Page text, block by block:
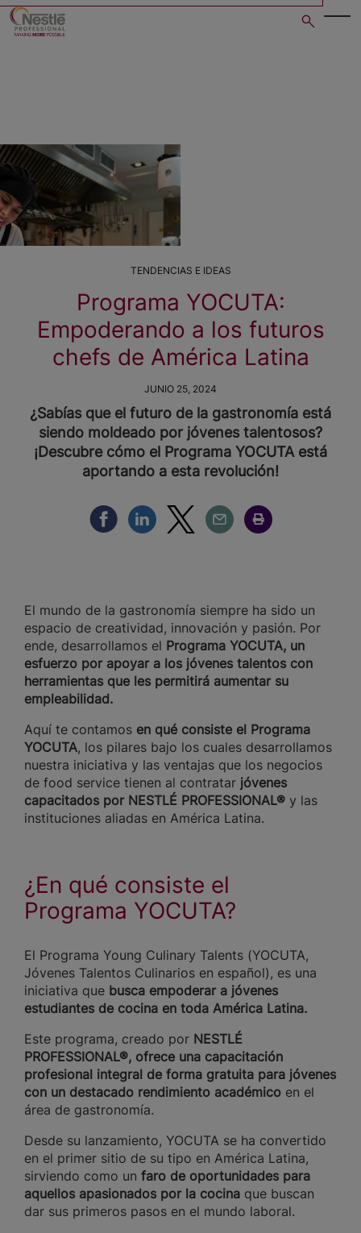
Skip
TENDENCIAS E IDEAS
Programa YOCUTA:
Empoderando a los futuros
chefs de América Latina
JUNIO 25, 2024
¿Sabías que el futuro de la gastronomía está
siendo moldeado por jóvenes talentosos?
¡Descubre cómo el Programa YOCUTA está
aportando a esta revolución!
Compartir Facebook
Compartir Linkedin
Compartir Twitter
Compartir Email
Compartir Imprimir
El mundo de la gastronomía siempre ha sido un
espacio de creatividad, innovación y pasión. Por
ende, desarrollamos el Programa YOCUTA, un
esfuerzo por apoyar a los jóvenes talentos con
herramientas que les permitirá aumentar su
empleabilidad.
Aquí te contamos en qué consiste el Programa
YOCUTA, los pilares bajo los cuales desarrollamos
nuestra iniciativa y las ventajas que los negocios
de food service tienen al contratar jóvenes
capacitados por NESTLÉ PROFESSIONAL® y las
instituciones aliadas en América Latina.
¿En qué consiste el
Programa YOCUTA?
El Programa Young Culinary Talents (YOCUTA,
Jóvenes Talentos Culinarios en español), es una
iniciativa que busca empoderar a jóvenes
estudiantes de cocina en toda América Latina.
Este programa, creado por NESTLÉ
PROFESSIONAL®, ofrece una capacitación
profesional integral de forma gratuita para jóvenes
con un destacado rendimiento académico en el
área de gastronomía.
Desde su lanzamiento, YOCUTA se ha convertido
en el primer sitio de su tipo en América Latina,
sirviendo como un faro de oportunidades para
aquellos apasionados por la cocina que buscan
dar sus primeros pasos en el mundo laboral.